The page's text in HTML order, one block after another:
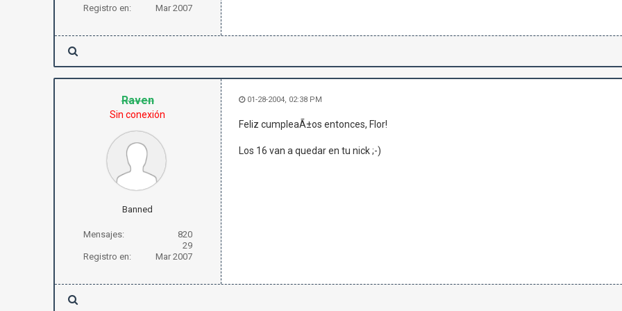
Registro en:
Mar 2007
Raven
Sin conexión
Banned
Mensajes:
820
29
Registro en:
Mar 2007
01-28-2004, 02:38 PM
Feliz cumpleaÃ±os entonces, Flor!
Los 16 van a quedar en tu nick ;-)